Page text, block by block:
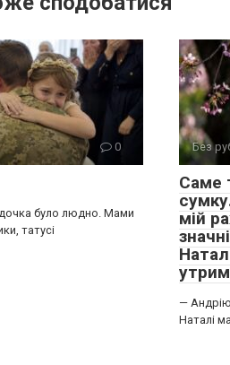
0
було людно. Мами
татусі
Без
Саме
мій
—
Наталі